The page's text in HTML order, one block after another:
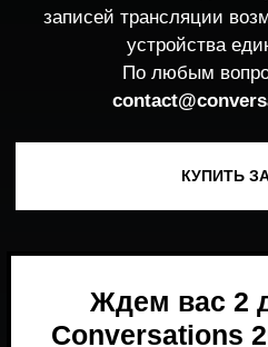
Ждем вас 2
Conversations 2026 в
ПОДПИСАТЬСЯ НА НОВОСТИ